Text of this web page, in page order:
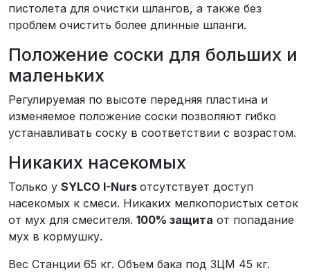
пистолета для очистки шлангов, а также без
проблем очистить более длинные шланги.
Положение соски для больших и
маленьких
Регулируемая по высоте передняя пластина и
изменяемое положение соски позволяют гибко
устанавливать соску в соответствии с возрастом.
Никаких насекомых
Только у SYLCO I-Nurs отсутствует доступ
насекомых к смеси. Никаких мелкопористых сеток
от мух для смесителя. 100% защита от попадание
мух в кормушку.
Вес Станции 65 кг. Объем бака под ЗЦМ 45 кг.